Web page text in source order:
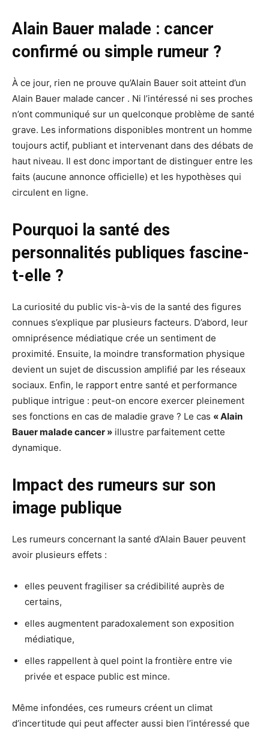
Alain Bauer malade : cancer
confirmé ou simple rumeur ?
À ce jour, rien ne prouve qu’Alain Bauer soit atteint d’un
Alain Bauer malade cancer . Ni l’intéressé ni ses proches
n’ont communiqué sur un quelconque problème de santé
grave. Les informations disponibles montrent un homme
toujours actif, publiant et intervenant dans des débats de
haut niveau. Il est donc important de distinguer entre les
faits (aucune annonce officielle) et les hypothèses qui
circulent en ligne.
Pourquoi la santé des
personnalités publiques fascine-
t-elle ?
La curiosité du public vis-à-vis de la santé des figures
connues s’explique par plusieurs facteurs. D’abord, leur
omniprésence médiatique crée un sentiment de
proximité. Ensuite, la moindre transformation physique
devient un sujet de discussion amplifié par les réseaux
sociaux. Enfin, le rapport entre santé et performance
publique intrigue : peut-on encore exercer pleinement
ses fonctions en cas de maladie grave ? Le cas « Alain
Bauer malade cancer » illustre parfaitement cette
dynamique.
Impact des rumeurs sur son
image publique
Les rumeurs concernant la santé d’Alain Bauer peuvent
avoir plusieurs effets :
elles peuvent fragiliser sa crédibilité auprès de
certains,
elles augmentent paradoxalement son exposition
médiatique,
elles rappellent à quel point la frontière entre vie
privée et espace public est mince.
Même infondées, ces rumeurs créent un climat
d’incertitude qui peut affecter aussi bien l’intéressé que